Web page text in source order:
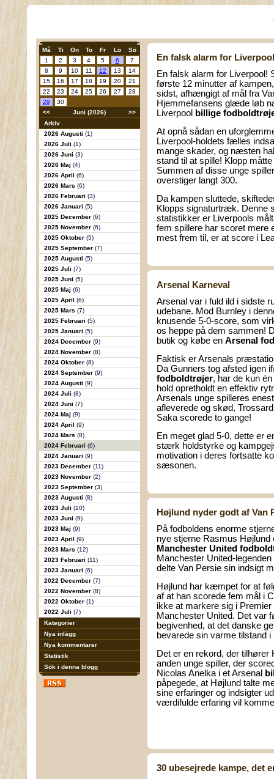
Må Ti On To Fr Lö
Sö
1
2 3 4 5 6
7
8
9 10 11 12 13
14
15
16 17 18 19 20
21
22
23 24 25 26 27
28
29
30
<<
Juni (2026)
>>
Arkiv
2026 Augusti (1)
2026 Juli (1)
2026 Juni (3)
2026 Maj (4)
2026 April (6)
2026 Mars (6)
2026 Februari (3)
2026 Januari (5)
2025 December (6)
2025 November (6)
2025 Oktober (5)
2025 September (7)
2025 Augusti (5)
2025 Juli (7)
2025 Juni (5)
2025 Maj (6)
2025 April (6)
2025 Mars (7)
2025 Februari (5)
2025 Januari (5)
2024 December (9)
2024 November (8)
2024 Oktober (8)
2024 September (9)
2024 Augusti (9)
2024 Juli (8)
2024 Juni (7)
2024 Maj (9)
2024 April (9)
2024 Mars (8)
2024 Februari (6)
2024 Januari (9)
2023 December (11)
2023 November (2)
2023 September (3)
2023 Augusti (8)
2023 Juli (10)
2023 Juni (9)
2023 Maj (9)
2023 April (9)
2023 Mars (12)
2023 Februari (11)
2023 Januari (6)
2022 December (7)
2022 November (8)
2022 Oktober (1)
2022 Juli (7)
Kategorier
Nya inlägg
Nya kommentarer
Statistik
Sök i denna blogg
En falsk alarm for
En falsk alarm for Liverpool!
første 12 minutter af
sidst, afhængigt af mål fra
Hjemmefansens glæde løb
Liverpool
billige
At opnå sådan en
Liverpool-holdets fælles
mange skader, og næsten
stand til at spille! Klopp
Summen af disse unge
overstiger langt 300.
Da kampen sluttede,
Klopps signaturtræk. Denne
statistikker er Liverpools
fem spillere har scoret mere
mest frem til, er at score i
Arsenal Karneval
Arsenal var i fuld ild i sidste
udebane. Mod Burnley i
knusende 5-0-score, som
os heppe på dem sammen!
butik og købe en Arsenal
Faktisk er Arsenals
Da Gunners tog afsted igen
fodboldtrøjer, har de kun
hold opretholdt en effektiv
Arsenals unge spilleres
afleverede og skød,
Saka scorede to gange!
En meget glad 5-0, dette er
stærk holdstyrke og
motivation i deres fortsatte
sæsonen.
Højlund nyder godt af Van
På fodboldens enorme
nye stjerne Rasmus Højlund
Manchester United
Manchester United-
delte Van Persie sin indsigt
Højlund har kæmpet for at
af at han scorede fem mål i
ikke at markere sig i
Manchester United. Det var
begivenhed, at det danske
bevarede sin varme tilstand
Det er en rekord, der tilhører
anden unge spiller, der
Nicolas Anelka i et Arsenal
påpegede, at Højlund talte
sine erfaringer og indsigter
værdifulde erfaring vil
30 ubesejrede kampe, det